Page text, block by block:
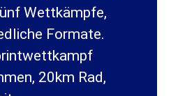
Wettkämpfe,
Formate.
20km Rad,